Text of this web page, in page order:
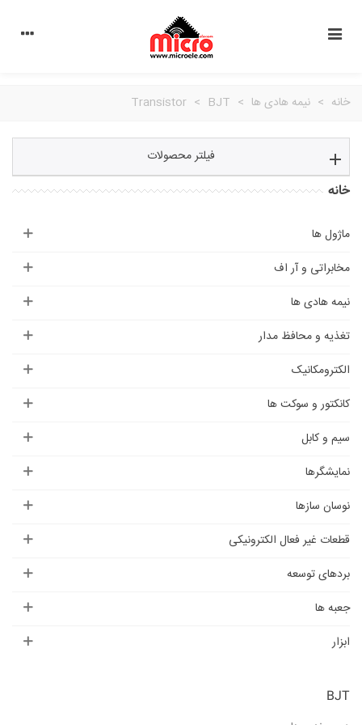
خانه > نیمه هادی ها >
Transistor > BJT
فیلتر محصولات
خانه
ماژول ها
مخابراتی و آر اف
نیمه هادی ها
تغذیه و محافظ مدار
الکترومکانیک
کانکتور و سوکت ها
سیم و کابل
نمایشگرها
نوسان سازها
قطعات غیر فعال الکترونیکی
بردهای توسعه
جعبه ها
ابزار
BJT